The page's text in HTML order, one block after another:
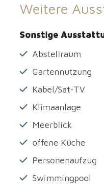
Weitere
Sonstige
Abstellraum
Gartennutzung
Kabel/Sat-TV
Klimaanlage
Meerblick
offene Küche
Personenaufzug
Swimmingpool